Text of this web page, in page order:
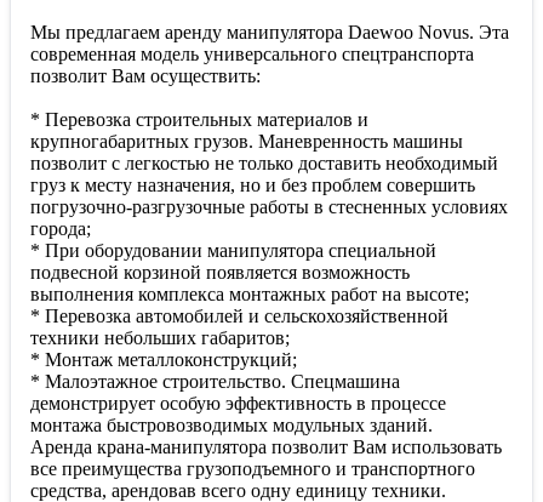
Мы предлагаем аренду манипулятора Daewoo Novus. Эта
современная модель универсального спецтранспорта
позволит Вам осуществить:
* Перевозка строительных материалов и
крупногабаритных грузов. Маневренность машины
позволит с легкостью не только доставить необходимый
груз к месту назначения, но и без проблем совершить
погрузочно-разгрузочные работы в стесненных условиях
города;
* При оборудовании манипулятора специальной
подвесной корзиной появляется возможность
выполнения комплекса монтажных работ на высоте;
* Перевозка автомобилей и сельскохозяйственной
техники небольших габаритов;
* Монтаж металлоконструкций;
* Малоэтажное строительство. Спецмашина
демонстрирует особую эффективность в процессе
монтажа быстровозводимых модульных зданий.
Аренда крана-манипулятора позволит Вам использовать
все преимущества грузоподъемного и транспортного
средства, арендовав всего одну единицу техники.